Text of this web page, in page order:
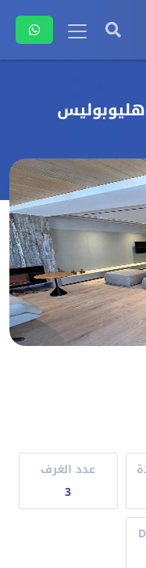
هليوبوليس
عدد الغرف
3